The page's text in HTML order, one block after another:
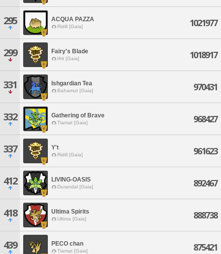
295 ACQUA PAZZA
Ridill [Gaia] 1021977
299 Fairy's Blade
Ifrit [Gaia] 1018917
331 Ishgardian Tea
Bahamut [Gaia] 970431
332 Gathering of Brave
Tiamat [Gaia] 968427
337 Y't
Ridill [Gaia] 961623
412 LIVING-OASIS
Durandal [Gaia] 892467
418 Ultima Spirits
Ultima [Gaia] 888738
439 PECO chan
Tiamat [Gaia] 875421